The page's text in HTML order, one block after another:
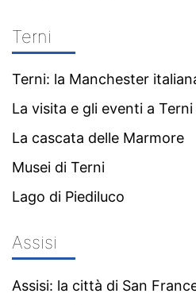
Terni
Terni: la Manchester
La visita e gli eventi a Terni
La cascata delle Marmore
Musei di Terni
Lago di Piediluco
Assisi
Assisi: la città di San